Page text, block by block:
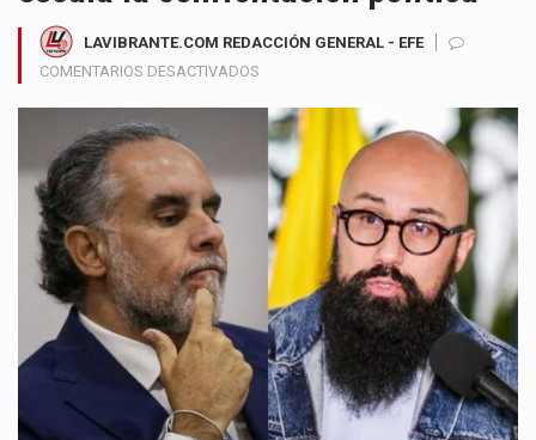
LAVIBRANTE.COM REDACCIÓN GENERAL - EFE
COMENTARIOS DESACTIVADOS
ANUNCIA
ACCIONES
JUDICIALES
CONTRA
CARLOS
CARRILLO
ESCALA
LA
CONFRONTACIÓN
POLÍTICA